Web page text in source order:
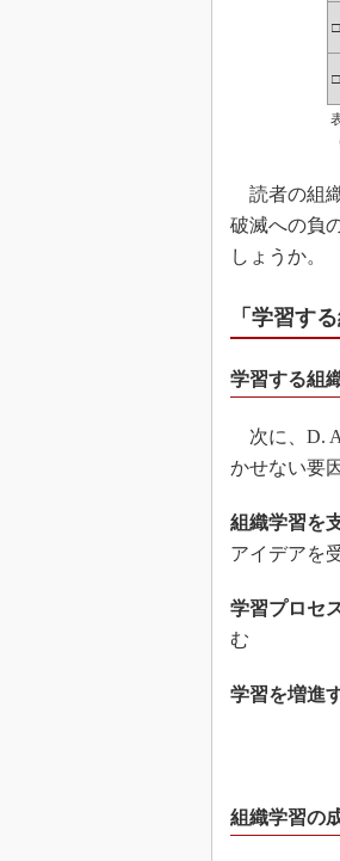
□
□
読者の組
破滅への負
しょうか。
「学習す
学習する組
次に、D.
かせない要
組織学習を
アイデアを
学習プロセ
む
学習を増進
組織学習の